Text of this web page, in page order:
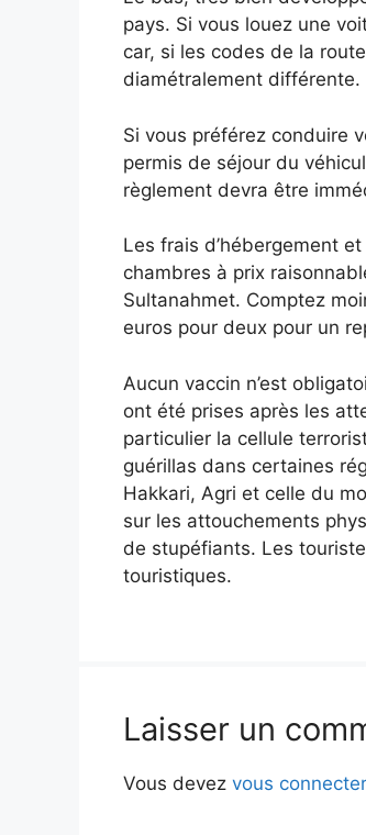
pays. Si vous louez une
car, si les codes de la
diamétralement
Si vous préférez conduire
permis de séjour du
règlement devra être
Les frais d’hébergement
chambres à prix
Sultanahmet. Comptez
euros pour deux pour un
Aucun vaccin n’est
ont été prises après les
particulier la cellule
guérillas dans certaines
Hakkari, Agri et celle du
sur les attouchements
de stupéfiants. Les
touristiques.
Laisser un
Vous devez vous connecter